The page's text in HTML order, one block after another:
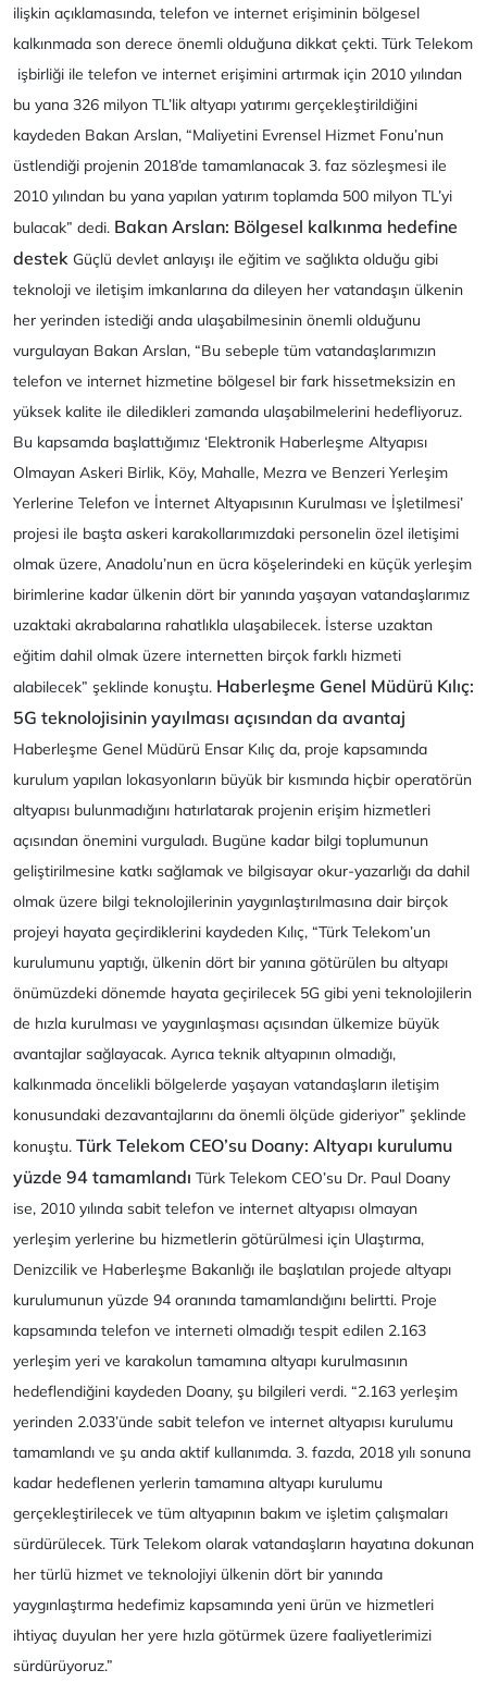
ilişkin açıklamasında, telefon ve internet erişiminin bölgesel
kalkınmada son derece önemli olduğuna dikkat çekti. Türk Telekom
işbirliği ile telefon ve internet erişimini artırmak için 2010 yılından
bu yana 326 milyon TL’lik altyapı yatırımı gerçekleştirildiğini
kaydeden Bakan Arslan, “Maliyetini Evrensel Hizmet Fonu’nun
üstlendiği projenin 2018’de tamamlanacak 3. faz sözleşmesi ile
2010 yılından bu yana yapılan yatırım toplamda 500 milyon TL’yi
bulacak” dedi. Bakan Arslan: Bölgesel kalkınma hedefine
destek Güçlü devlet anlayışı ile eğitim ve sağlıkta olduğu gibi
teknoloji ve iletişim imkanlarına da dileyen her vatandaşın ülkenin
her yerinden istediği anda ulaşabilmesinin önemli olduğunu
vurgulayan Bakan Arslan, “Bu sebeple tüm vatandaşlarımızın
telefon ve internet hizmetine bölgesel bir fark hissetmeksizin en
yüksek kalite ile diledikleri zamanda ulaşabilmelerini hedefliyoruz.
Bu kapsamda başlattığımız ‘Elektronik Haberleşme Altyapısı
Olmayan Askeri Birlik, Köy, Mahalle, Mezra ve Benzeri Yerleşim
Yerlerine Telefon ve İnternet Altyapısının Kurulması ve İşletilmesi’
projesi ile başta askeri karakollarımızdaki personelin özel iletişimi
olmak üzere, Anadolu’nun en ücra köşelerindeki en küçük yerleşim
birimlerine kadar ülkenin dört bir yanında yaşayan vatandaşlarımız
uzaktaki akrabalarına rahatlıkla ulaşabilecek. İsterse uzaktan
eğitim dahil olmak üzere internetten birçok farklı hizmeti
alabilecek” şeklinde konuştu. Haberleşme Genel Müdürü Kılıç:
5G teknolojisinin yayılması açısından da avantaj
Haberleşme Genel Müdürü Ensar Kılıç da, proje kapsamında
kurulum yapılan lokasyonların büyük bir kısmında hiçbir operatörün
altyapısı bulunmadığını hatırlatarak projenin erişim hizmetleri
açısından önemini vurguladı. Bugüne kadar bilgi toplumunun
geliştirilmesine katkı sağlamak ve bilgisayar okur-yazarlığı da dahil
olmak üzere bilgi teknolojilerinin yaygınlaştırılmasına dair birçok
projeyi hayata geçirdiklerini kaydeden Kılıç, “Türk Telekom’un
kurulumunu yaptığı, ülkenin dört bir yanına götürülen bu altyapı
önümüzdeki dönemde hayata geçirilecek 5G gibi yeni teknolojilerin
de hızla kurulması ve yaygınlaşması açısından ülkemize büyük
avantajlar sağlayacak. Ayrıca teknik altyapının olmadığı,
kalkınmada öncelikli bölgelerde yaşayan vatandaşların iletişim
konusundaki dezavantajlarını da önemli ölçüde gideriyor” şeklinde
konuştu. Türk Telekom CEO’su Doany: Altyapı kurulumu
yüzde 94 tamamlandı Türk Telekom CEO’su Dr. Paul Doany
ise, 2010 yılında sabit telefon ve internet altyapısı olmayan
yerleşim yerlerine bu hizmetlerin götürülmesi için Ulaştırma,
Denizcilik ve Haberleşme Bakanlığı ile başlatılan projede altyapı
kurulumunun yüzde 94 oranında tamamlandığını belirtti. Proje
kapsamında telefon ve interneti olmadığı tespit edilen 2.163
yerleşim yeri ve karakolun tamamına altyapı kurulmasının
hedeflendiğini kaydeden Doany, şu bilgileri verdi. “2.163 yerleşim
yerinden 2.033’ünde sabit telefon ve internet altyapısı kurulumu
tamamlandı ve şu anda aktif kullanımda. 3. fazda, 2018 yılı sonuna
kadar hedeflenen yerlerin tamamına altyapı kurulumu
gerçekleştirilecek ve tüm altyapının bakım ve işletim çalışmaları
sürdürülecek. Türk Telekom olarak vatandaşların hayatına dokunan
her türlü hizmet ve teknolojiyi ülkenin dört bir yanında
yaygınlaştırma hedefimiz kapsamında yeni ürün ve hizmetleri
ihtiyaç duyulan her yere hızla götürmek üzere faaliyetlerimizi
sürdürüyoruz.”